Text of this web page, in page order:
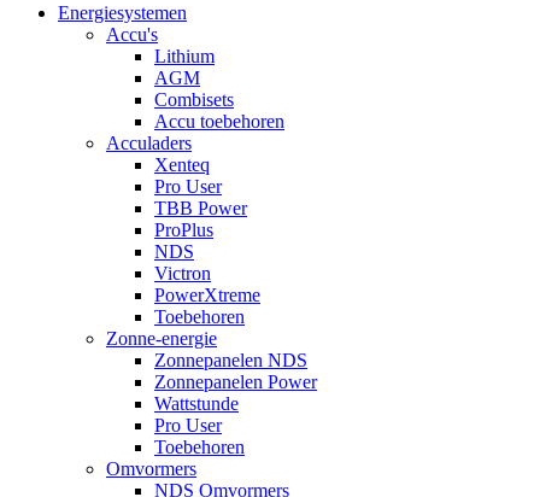
Energiesystemen
Accu's
Lithium
AGM
Combisets
Accu toebehoren
Acculaders
Xenteq
Pro User
TBB Power
ProPlus
NDS
Victron
PowerXtreme
Toebehoren
Zonne-energie
Zonnepanelen NDS
Zonnepanelen Power
Wattstunde
Pro User
Toebehoren
Omvormers
NDS Omvormers